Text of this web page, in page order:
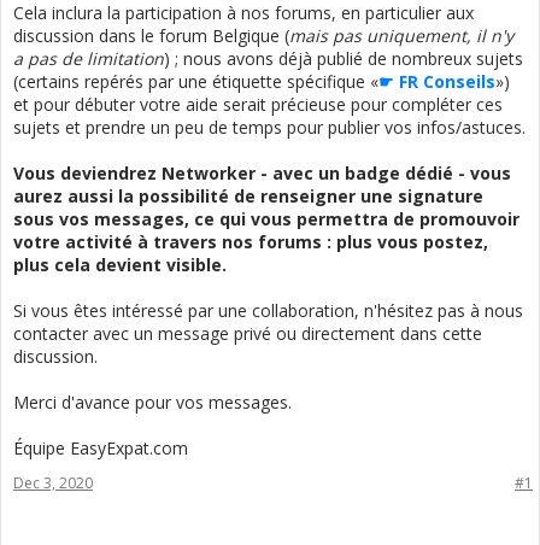
Cela inclura la participation à nos forums, en particulier aux
discussion dans le forum Belgique (mais pas uniquement, il n'y
a pas de limitation) ; nous avons déjà publié de nombreux sujets
(certains repérés par une étiquette spécifique «☛ FR Conseils»)
et pour débuter votre aide serait précieuse pour compléter ces
sujets et prendre un peu de temps pour publier vos infos/astuces.
Vous deviendrez Networker - avec un badge dédié - vous
aurez aussi la possibilité de renseigner une signature
sous vos messages, ce qui vous permettra de promouvoir
votre activité à travers nos forums : plus vous postez,
plus cela devient visible.
Si vous êtes intéressé par une collaboration, n'hésitez pas à nous
contacter avec un message privé ou directement dans cette
discussion.
Merci d'avance pour vos messages.
Équipe EasyExpat.com
#1
Dec 3, 2020